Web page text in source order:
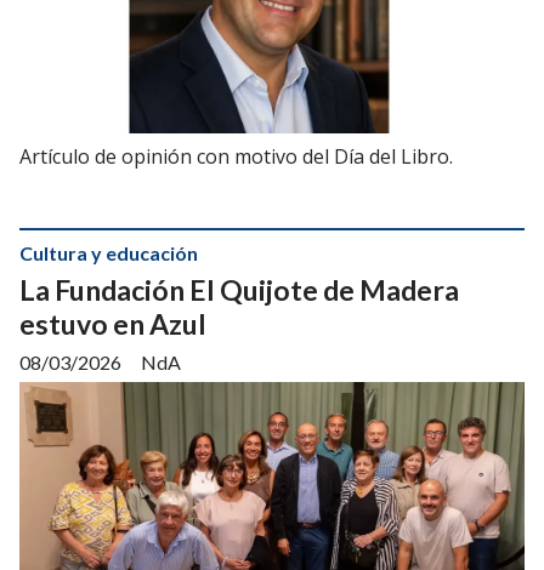
Artículo de opinión con motivo del Día del Libro.
La Fundación El Quijote de Madera
estuvo en Azul
NdA
Cultura y educación
08/03/2026